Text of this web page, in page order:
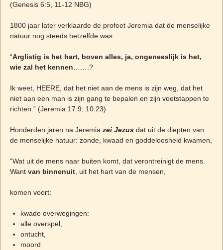
(Genesis 6:5, 11-12 NBG)
1800 jaar later verklaarde de profeet Jeremia dat de menselijke
natuur nog steeds hetzelfde was:
“Arglistig is het hart, boven alles, ja, ongeneeslijk is het,
wie zal het kennen…….?
Ik weet, HEERE, dat het niet aan de mens is zijn weg, dat het
niet aan een man is zijn gang te bepalen en zijn voetstappen te
richten.” (Jeremia 17:9; 10:23)
Honderden jaren na Jeremia zei Jezusdat uit de diepten van
de menselijke natuur: zonde, kwaad en goddeloosheid kwamen,
“Wat uit de mens naar buiten komt, dat verontreinigt de mens.
Want van binnenuit, uit het hart van de mensen,
komen voort:
kwade overwegingen:
alle overspel,
ontucht,
moord